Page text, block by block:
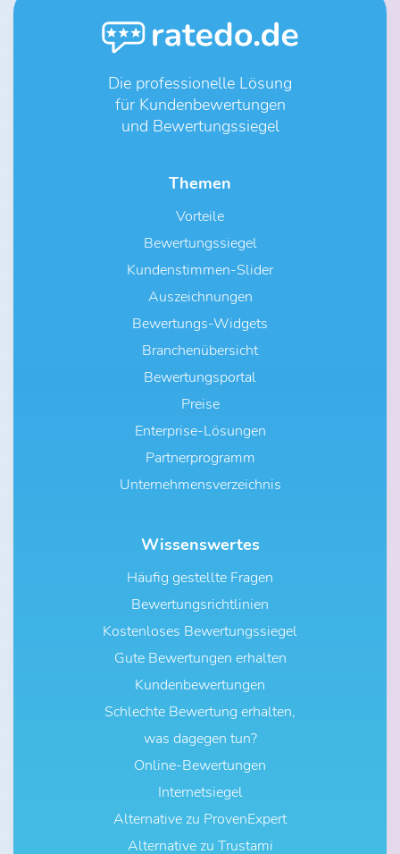
Die professionelle Lösung
für Kundenbewertungen
und Bewertungssiegel
Themen
Vorteile
Bewertungssiegel
Kundenstimmen-Slider
Auszeichnungen
Bewertungs-Widgets
Branchenübersicht
Bewertungsportal
Preise
Enterprise-Lösungen
Partnerprogramm
Unternehmensverzeichnis
Wissenswertes
Häufig gestellte Fragen
Bewertungsrichtlinien
Kostenloses Bewertungssiegel
Gute Bewertungen erhalten
Kundenbewertungen
Schlechte Bewertung erhalten,
was dagegen tun?
Online-Bewertungen
Internetsiegel
Alternative zu ProvenExpert
Alternative zu Trustami